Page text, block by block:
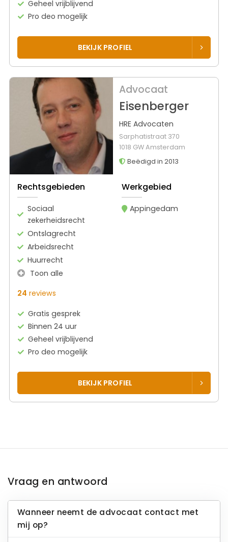
Geheel vrijblijvend
Pro deo mogelijk
BEKIJK PROFIEL
Advocaat
Eisenberger
HRE Advocaten
Sarphatistraat 370
1018 GW Amsterdam
Beëdigd in 2013
Rechtsgebieden
Sociaal
zekerheidsrecht
Ontslagrecht
Arbeidsrecht
Huurrecht
Toon alle
Werkgebied
Appingedam
24 reviews
Gratis gesprek
Binnen 24 uur
Geheel vrijblijvend
Pro deo mogelijk
BEKIJK PROFIEL
Vraag en antwoord
Wanneer neemt de advocaat contact met
mij op?